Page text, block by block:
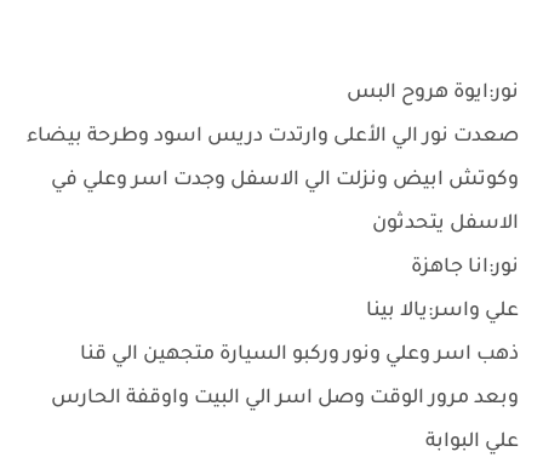
نور:ايوة هروح البس
صعدت نور الي الأعلى وارتدت دريس اسود وطرحة بيضاء
وكوتش ابيض ونزلت الي الاسفل وجدت اسر وعلي في
الاسفل يتحدثون
نور:انا جاهزة
علي واسر:يالا بينا
ذهب اسر وعلي ونور وركبو السيارة متجهين الي قنا
وبعد مرور الوقت وصل اسر الي البيت واوقفة الحارس
علي البوابة